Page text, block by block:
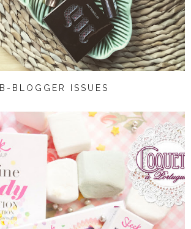
B-BLOGGER ISSUES